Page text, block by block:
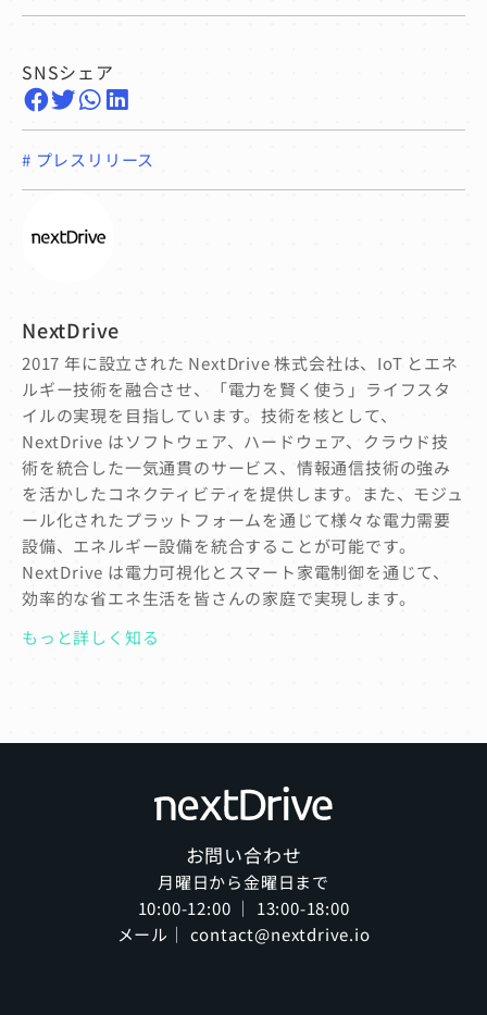
SNSシェア
# プレスリリース
NextDrive
2017 年に設立された NextDrive 株式会社は、IoT とエネ
ルギー技術を融合させ、「電力を賢く使う」ライフスタ
イルの実現を目指しています。技術を核として、
NextDrive はソフトウェア、ハードウェア、クラウド技
術を統合した一気通貫のサービス、情報通信技術の強み
を活かしたコネクティビティを提供します。また、モジュ
ール化されたプラットフォームを通じて様々な電力需要
設備、エネルギー設備を統合することが可能です。
NextDrive は電力可視化とスマート家電制御を通じて、
効率的な省エネ生活を皆さんの家庭で実現します。
もっと詳しく知る
お問い合わせ
月曜日から金曜日まで
10:00-12:00 ｜ 13:00-18:00
メール｜ contact@nextdrive.io